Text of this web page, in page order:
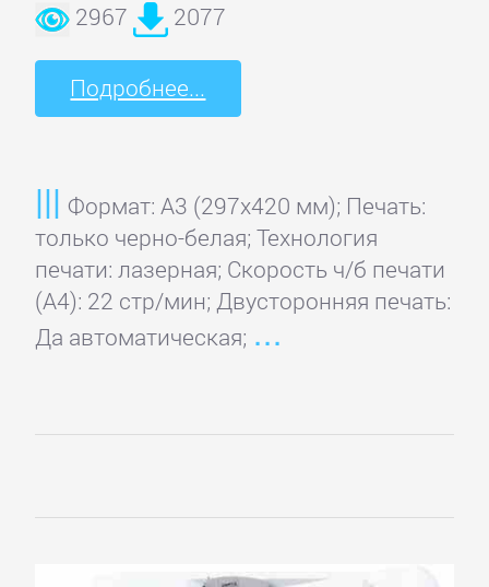
2967 2077
Подробнее...
Формат: A3 (297x420 мм); Печать:
только черно-белая; Технология
печати: лазерная; Скорость ч/б печати
(А4): 22 стр/мин; Двусторонняя печать:
Да автоматическая;
Основное
Регистрация
Вход
Карта